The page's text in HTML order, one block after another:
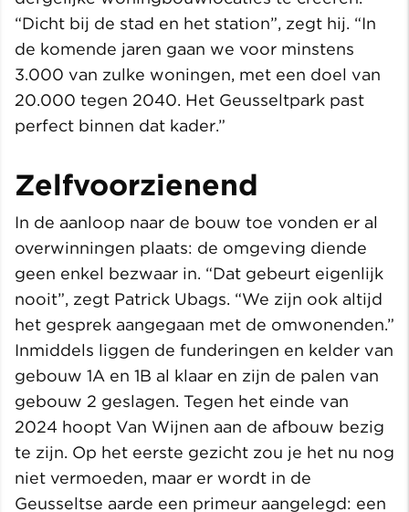
“Dicht bij de stad en het station”, zegt hij. “In
de komende jaren gaan we voor minstens
3.000 van zulke woningen, met een doel van
20.000 tegen 2040. Het Geusseltpark past
perfect binnen dat kader.”
Zelfvoorzienend
In de aanloop naar de bouw toe vonden er al
overwinningen plaats: de omgeving diende
geen enkel bezwaar in. “Dat gebeurt eigenlijk
nooit”, zegt Patrick Ubags. “We zijn ook altijd
het gesprek aangegaan met de omwonenden.”
Inmiddels liggen de funderingen en kelder van
gebouw 1A en 1B al klaar en zijn de palen van
gebouw 2 geslagen. Tegen het einde van
2024 hoopt Van Wijnen aan de afbouw bezig
te zijn. Op het eerste gezicht zou je het nu nog
niet vermoeden, maar er wordt in de
Geusseltse aarde een primeur aangelegd: een